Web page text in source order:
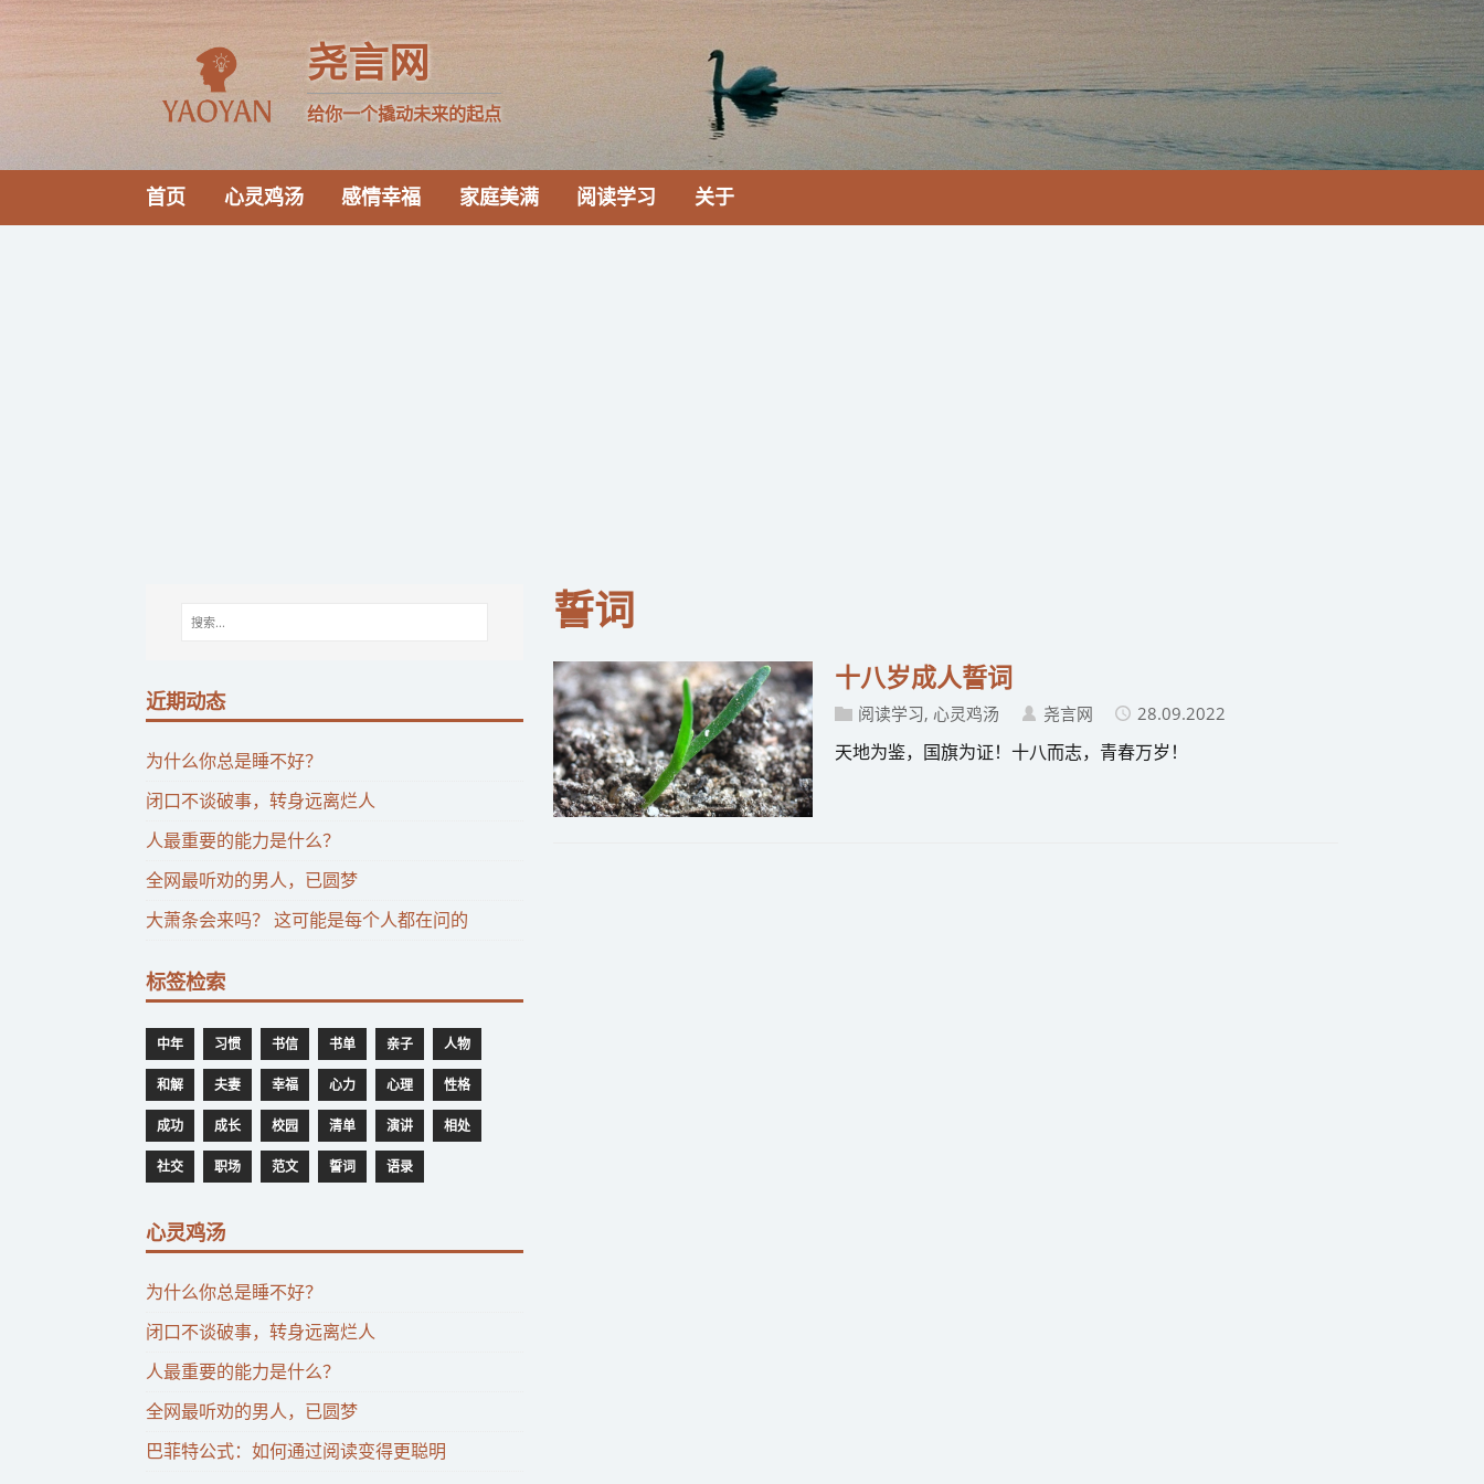
尧言网
给你一个撬动未来的起点
首页 心灵鸡汤 感情幸福 家庭美满 阅读学习 关于
誓词
十八岁成人誓词
阅读学习, 心灵鸡汤 尧言网 28.09.2022
天地为鉴，国旗为证！十八而志，青春万岁！
近期动态
为什么你总是睡不好？
闭口不谈破事，转身远离烂人
人最重要的能力是什么？
全网最听劝的男人，已圆梦
大萧条会来吗？ 这可能是每个人都在问的
标签检索
中年 习惯 书信 书单 亲子 人物
和解 夫妻 幸福 心力 心理 性格
成功 成长 校园 清单 演讲 相处
社交 职场 范文 誓词 语录
心灵鸡汤
为什么你总是睡不好？
闭口不谈破事，转身远离烂人
人最重要的能力是什么？
全网最听劝的男人，已圆梦
巴菲特公式：如何通过阅读变得更聪明